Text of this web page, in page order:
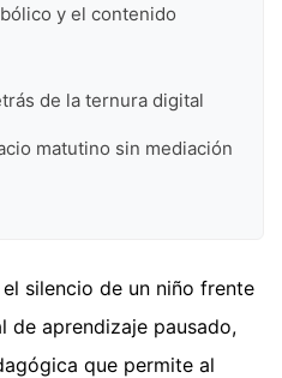
y el contenido
de la ternura digital
matutino sin mediación
silencio de un niño frente
de aprendizaje pausado,
que permite al